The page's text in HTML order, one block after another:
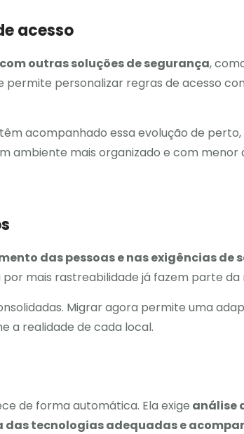
acesso
outras soluções de segurança,
permite personalizar regras de acesso
acompanhado essa evolução de
ambiente mais organizado e com
das pessoas e nas exigências de
mais rastreabilidade já fazem parte
Migrar agora permite uma
a realidade de cada local.
de forma automática. Ela exige análise
tecnologias adequadas e